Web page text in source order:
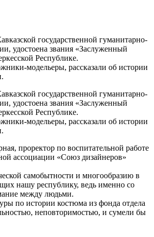
государственной гуманитарно-
удостоена звания «Заслуженный
Республике.
модельеры, рассказали об истории
государственной гуманитарно-
удостоена звания «Заслуженный
Республике.
модельеры, рассказали об истории
проректор по воспитательной работе
ассоциации «Союз дизайнеров»
самобытности и многообразию в
нашу республику, ведь именно со
между людьми.
по истории костюма из фонда отдела
неповторимостью, и сумели бы